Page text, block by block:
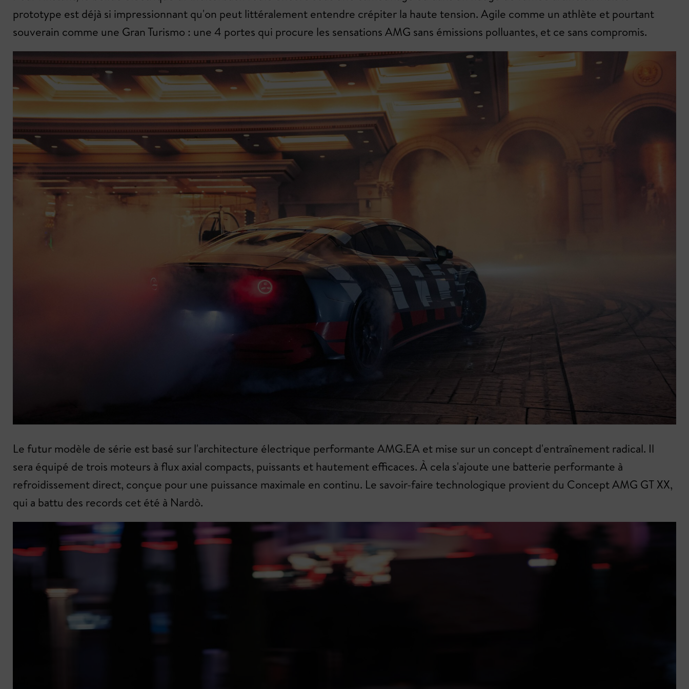
prototype est déjà si impressionnant qu'on peut littéralement entendre crépiter la haute tension. Agile comme un athlète et pourtant
souverain comme une Gran Turismo : une 4 portes qui procure les sensations AMG sans émissions polluantes, et ce sans compromis.
Le futur modèle de série est basé sur l'architecture électrique performante AMG.EA et mise sur un concept d'entraînement radical. Il
sera équipé de trois moteurs à flux axial compacts, puissants et hautement efficaces. À cela s'ajoute une batterie performante à
refroidissement direct, conçue pour une puissance maximale en continu. Le savoir-faire technologique provient du Concept AMG GT XX,
qui a battu des records cet été à Nardò.